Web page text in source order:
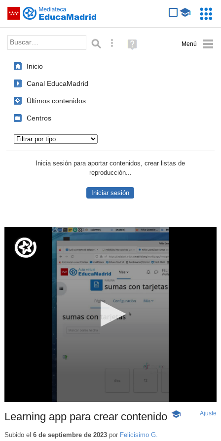
Saltar navegación
Palabra o frase: Búsqueda avanzada
Ayuda
(en
Inicio
Canal EducaMadrid
Últimos contenidos
Centros
Inicia sesión para aportar contenidos, crear listas de
reproducción...
Iniciar sesión
Learning app para crear contenido -
Ajuste
Subido el 6 de septiembre de 2023por Felicisimo G.